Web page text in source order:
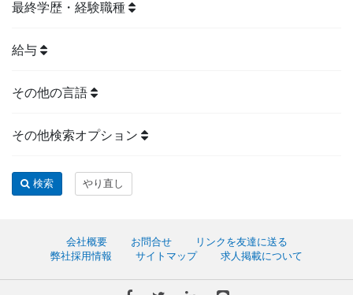
最終学歴・経験職種
給与
その他の言語
その他検索オプション
検索 やり直し
会社概要 お問合せ
リンクを友達に送る
弊社採用情報
サイトマップ 求人掲載について